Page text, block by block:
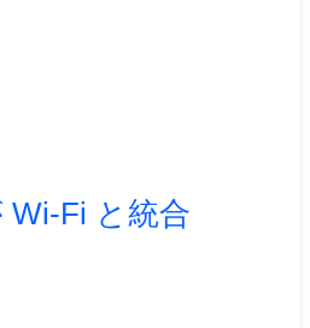
Wi-Fi と統合